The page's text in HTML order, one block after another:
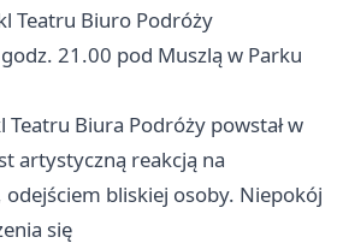
Teatru Biuro Podróży
21.00 pod Muszlą w Parku
Biura Podróży powstał w
artystyczną reakcją na
odejściem bliskiej osoby. Niepokój
się